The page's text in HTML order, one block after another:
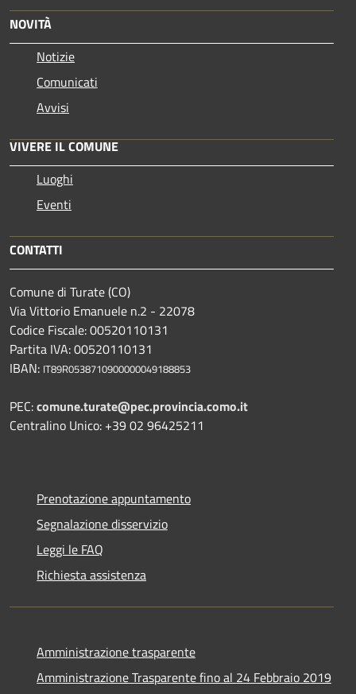
NOVITÀ
Notizie
Comunicati
Avvisi
VIVERE IL COMUNE
Luoghi
Eventi
CONTATTI
Comune di Turate (CO)
Via Vittorio Emanuele n.2 - 22078
Codice Fiscale: 00520110131
Partita IVA: 00520110131
IBAN: IT89R0538710900000049188853
PEC:comune.turate@pec.provincia.como.it
Centralino Unico: +39 02 96425211
Prenotazione appuntamento
Segnalazione disservizio
Leggi le FAQ
Richiesta assistenza
Amministrazione trasparente
Amministrazione Trasparente fino al 24 Febbraio 2019